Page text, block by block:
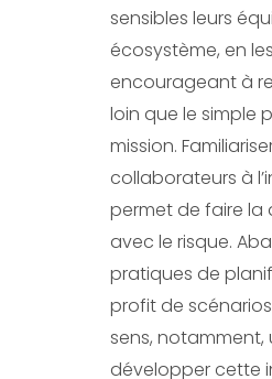
sensibles leurs
écosystème, en les
encourageant à
loin que le simple
mission.
collaborateurs à
permet de faire la
avec le risque.
pratiques de
profit de
sens, notamment,
développer cette